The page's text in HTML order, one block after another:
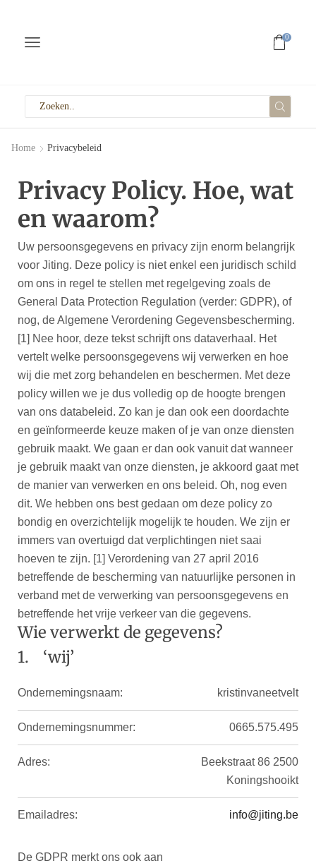
0
Home Privacybeleid
Privacy Policy. Hoe, wat
en waarom?
Uw persoonsgegevens en privacy zijn enorm belangrijk
voor Jiting. Deze policy is niet enkel een juridisch schild
om ons in regel te stellen met regelgeving zoals de
General Data Protection Regulation (verder: GDPR), of
nog, de Algemene Verordening Gegevensbescherming.
[1] Nee hoor, deze tekst schrijft ons dataverhaal. Het
vertelt welke persoonsgegevens wij verwerken en hoe
wij die met zorg behandelen en beschermen. Met deze
policy willen we je dus volledig op de hoogte brengen
van ons databeleid. Zo kan je dan ook een doordachte
en geïnformeerde keuze maken of je van onze diensten
gebruik maakt. We gaan er dan ook vanuit dat wanneer
je gebruik maakt van onze diensten, je akkoord gaat met
de manier van verwerken en ons beleid. Oh, nog even
dit. We hebben ons best gedaan om deze policy zo
bondig en overzichtelijk mogelijk te houden. We zijn er
immers van overtuigd dat verplichtingen niet saai
hoeven te zijn. [1] Verordening van 27 april 2016
betreffende de bescherming van natuurlijke personen in
verband met de verwerking van persoonsgegevens en
betreffende het vrije verkeer van die gegevens.
Wie verwerkt de gegevens?
1. ‘wij’
Ondernemingsnaam: kristinvaneetvelt
Ondernemingsnummer: 0665.575.495
Adres:
Beekstraat 86 2500
Koningshooikt
Emailadres: info@jiting.be
De GDPR merkt ons ook aan